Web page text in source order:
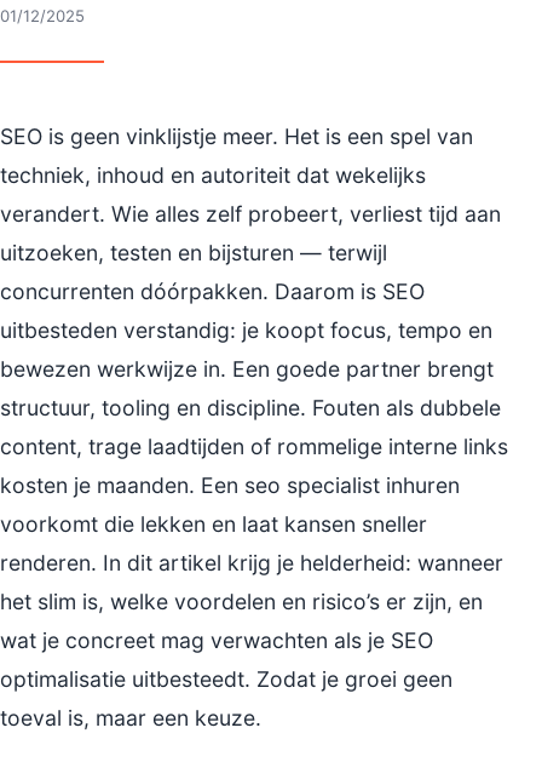
01/12/2025
SEO is geen vinklijstje meer. Het is een spel van
techniek, inhoud en autoriteit dat wekelijks
verandert. Wie alles zelf probeert, verliest tijd aan
uitzoeken, testen en bijsturen — terwijl
concurrenten dóórpakken. Daarom is SEO
uitbesteden verstandig: je koopt focus, tempo en
bewezen werkwijze in. Een goede partner brengt
structuur, tooling en discipline. Fouten als dubbele
content, trage laadtijden of rommelige interne links
kosten je maanden. Een seo specialist inhuren
voorkomt die lekken en laat kansen sneller
renderen. In dit artikel krijg je helderheid: wanneer
het slim is, welke voordelen en risico’s er zijn, en
wat je concreet mag verwachten als je SEO
optimalisatie uitbesteedt. Zodat je groei geen
toeval is, maar een keuze.